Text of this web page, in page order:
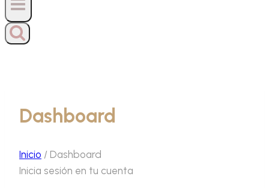
Dashboard
Inicio / Dashboard
Inicia sesión en tu cuenta